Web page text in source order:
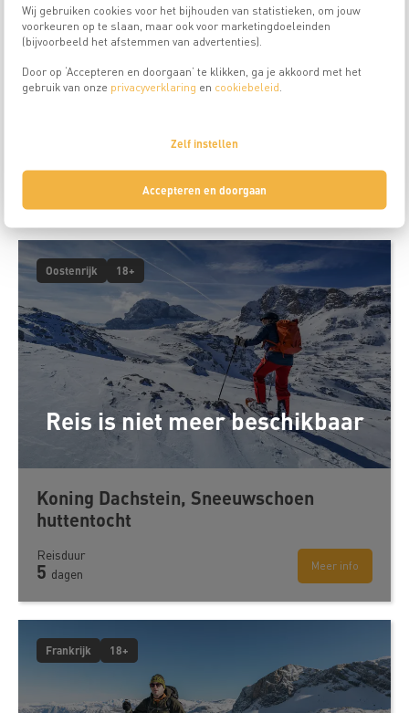
Wij gebruiken cookies voor het bijhouden van statistieken, om jouw
voorkeuren op te slaan, maar ook voor marketingdoeleinden
(bijvoorbeeld het afstemmen van advertenties).
Door op ‘Accepteren en doorgaan’ te klikken, ga je akkoord met het
gebruik van onze privacyverklaring en cookiebeleid
Zelf instellen
Accepteren en doorgaan
Reis is niet meer beschikbaar
Sneeuwschoen huttentocht
Reisduur
Reis is niet meer beschikbaar
Oostenrijk 18+
Koning Dachstein, Sneeuwschoen
huttentocht
Meer info
Reisduur
5 dagen
Frankrijk 18+